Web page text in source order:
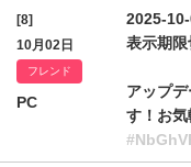
[8]
10月02日
フレンド
PC
2025-
表示期限
アップ
す！お気